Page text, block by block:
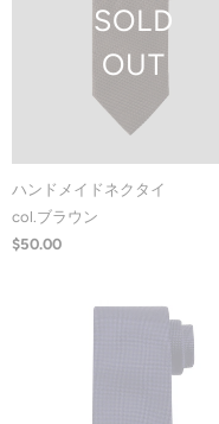
SOLD
OUT
ハンドメイドネクタイ
col.ブラウン
$50.00